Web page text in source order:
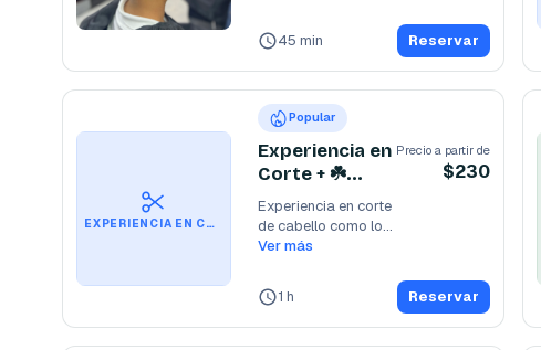
45 min Reservar
EXPERIENCIA EN CORTE + ☘️ CEJAS ☘️
Popular
Experiencia en
Corte + ☘️
CEJAS ☘️
Precio a partir de
$230
Experiencia en corte
de cabello como lo
desees:
✅Masaje
Ver más
1 h Reservar